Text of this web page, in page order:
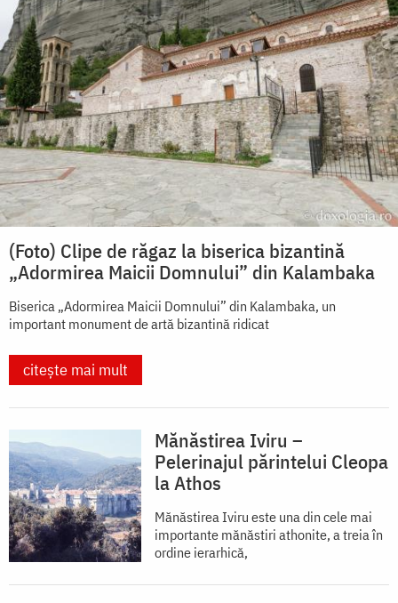
(Foto) Clipe de răgaz la biserica bizantină
„Adormirea Maicii Domnului” din Kalambaka
Biserica „Adormirea Maicii Domnului” din Kalambaka, un
important monument de artă bizantină ridicat
citește mai mult
Mănăstirea Iviru –
Pelerinajul părintelui Cleopa
la Athos
Mănăstirea Iviru este una din cele mai
importante mănăstiri athonite, a treia în
ordine ierarhică,